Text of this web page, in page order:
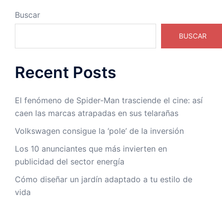
Buscar
BUSCAR
Recent Posts
El fenómeno de Spider-Man trasciende el cine: así
caen las marcas atrapadas en sus telarañas
Volkswagen consigue la ‘pole’ de la inversión
Los 10 anunciantes que más invierten en
publicidad del sector energía
Cómo diseñar un jardín adaptado a tu estilo de
vida